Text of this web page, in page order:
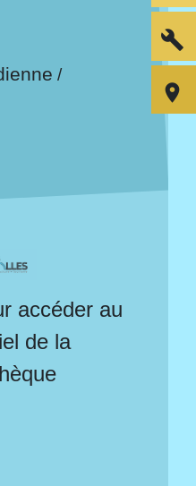
/
accéder au
de la
build
room